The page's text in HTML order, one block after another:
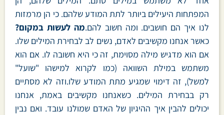
המפתחות היעילים ביותר לתת המודע שלהם. כי הן מרמזות
לנו איך הם חושבים. ומה חשוב להם.מה לעשות במקום?
כאשר אנחנו מקשיבים לאדם, נשים לב לבחירת המילים שלו.
אם הוא מדגיש מילה מסוימת, זה כי היא חשובה לו. אם הוא
משתמש במילת השוואה (כמו לקרוא למישהו "שועל"
למשל), זה דימוי שמגיע מתת המודע שלו.וזה לא מסתיים
רק בבחירת המילים. כשאנחנו מקשיבים באמת, אנחנו
יכולים להבין איך ההיגיון של האדם שמולנו עובד. ואם נבין